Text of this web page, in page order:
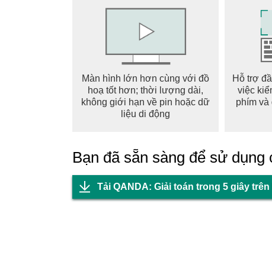
• Hỏi Gia sư tương tự
Từ môn toán đến tất cả các môn học khác,
đặt ra để hiểu sâu hơn. Cơ sở dữ liệu mở
nghiệm chung của những người khác, cung
nâng cao việc học của bạn.
• Phạm vi môn học toàn diện
phân tích thơ hay nghiên cứu vật lý, QANDA
【 Tại sao nên chọn QANDA để học? 】
Màn hình lớn hơn cùng với đồ
hoạ tốt hơn; thời lượng dài,
không giới hạn về pin hoặc dữ
liệu di động
Hỗ trợ
việc
phím và
Bạn đã sẵn sàng để sử dụng
Tải QANDA: Giải toán trong 5 giây trên